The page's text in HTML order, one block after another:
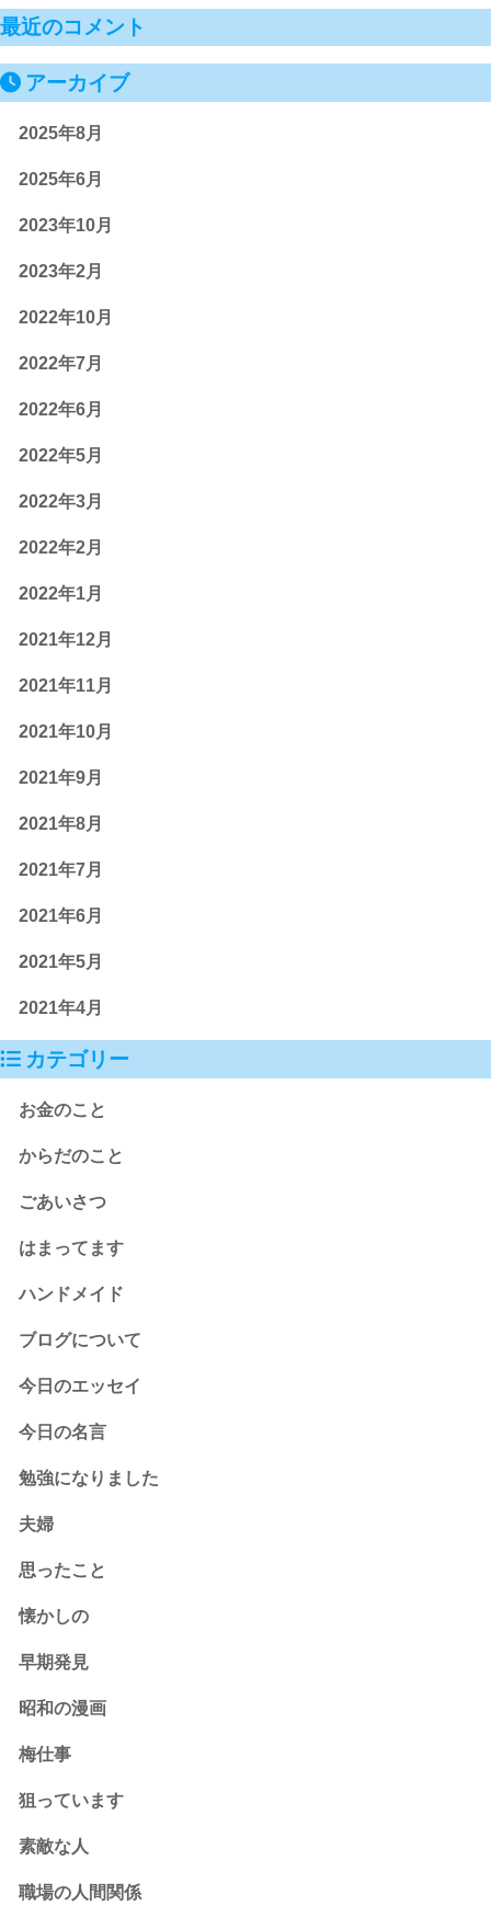
最近のコメント
アーカイブ
2025年8月
2025年6月
2023年10月
2023年2月
2022年10月
2022年7月
2022年6月
2022年5月
2022年3月
2022年2月
2022年1月
2021年12月
2021年11月
2021年10月
2021年9月
2021年8月
2021年7月
2021年6月
2021年5月
2021年4月
カテゴリー
お金のこと
からだのこと
ごあいさつ
はまってます
ハンドメイド
ブログについて
今日のエッセイ
今日の名言
勉強になりました
夫婦
思ったこと
懐かしの
早期発見
昭和の漫画
梅仕事
狙っています
素敵な人
職場の人間関係